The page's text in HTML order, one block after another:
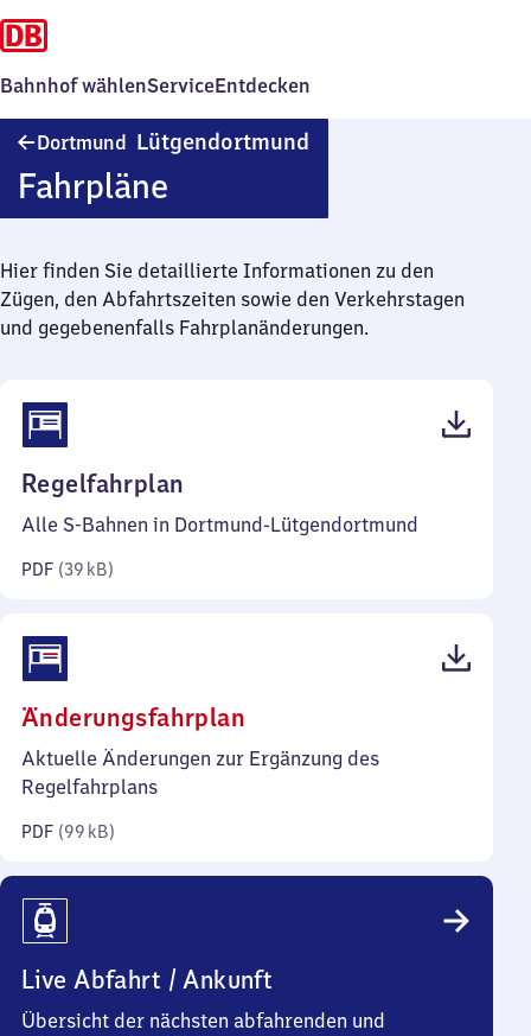
Bahnhof wählenServiceEntdecken
Dortmund Lütgendortmund
Fahrpläne
Hier finden Sie detaillierte Informationen zu den
Zügen, den Abfahrtszeiten sowie den Verkehrstagen
und gegebenenfalls Fahrplanänderungen.
Regelfahrplan
39
Alle S-Bahnen in Dortmund-Lütgendortmund
PDF (39 kB)
Änderungsfahrplan
99
Aktuelle Änderungen zur Ergänzung des
Regelfahrplans
PDF (99 kB)
Live Abfahrt / Ankunft
Übersicht der nächsten abfahrenden und